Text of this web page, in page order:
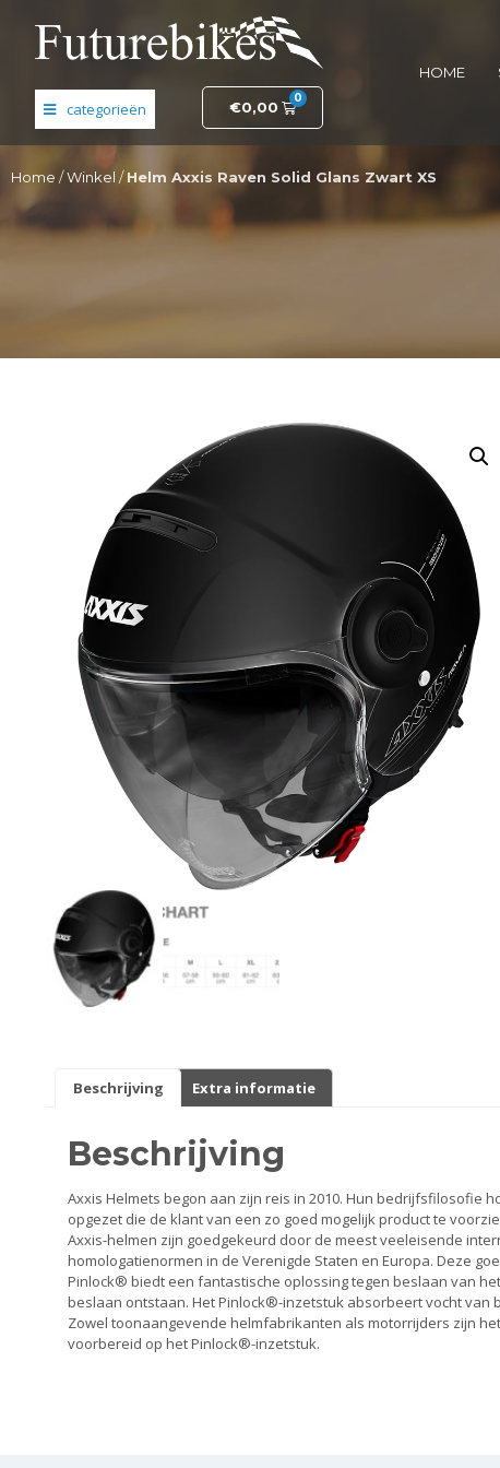
Originele AGM-onderdelen
Originele BTC-onderdelen
Originele Kymco-onderdelen
Originele Peugeot-onderdelen
Originele Piaggio/Vespa-onderdelen
Originele Sym-onderdelen
Originele Tomos-onderdelen
Overbrenging
Remmen
Smeer- en onderhoudsproducten
Beugels en dragers
Koffers en manden
Sloten
Toebehoren en accessoires
Werkplaats en gereedschap
€0,00
0
HOME
Home /Winkel /Helm Axxis Raven Solid Glans Zwart XS
Beschrijving Extra informatie
Beschrijving
Axxis Helmets begon aan zijn reis in 2010. Hun bedrijfsfilosofie
opgezet die de klant van een zo goed mogelijk product te
Axxis-helmen zijn goedgekeurd door de meest veeleisende
homologatienormen in de Verenigde Staten en Europa. Deze
Pinlock® biedt een fantastische oplossing tegen beslaan van
beslaan ontstaan. Het Pinlock®-inzetstuk absorbeert vocht van
Zowel toonaangevende helmfabrikanten als motorrijders zijn
voorbereid op het Pinlock®-inzetstuk.